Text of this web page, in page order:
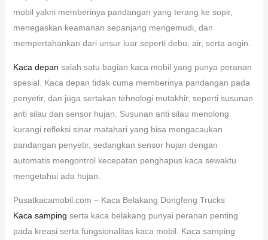
mobil yakni memberinya pandangan yang terang ke sopir,
menegaskan keamanan sepanjang mengemudi, dan
mempertahankan dari unsur luar seperti debu, air, serta angin.
Kaca depan salah satu bagian kaca mobil yang punya peranan
spesial. Kaca depan tidak cuma memberinya pandangan pada
penyetir, dan juga sertakan tehnologi mutakhir, seperti susunan
anti silau dan sensor hujan. Susunan anti silau menolong
kurangi refleksi sinar matahari yang bisa mengacaukan
pandangan penyetir, sedangkan sensor hujan dengan
automatis mengontrol kecepatan penghapus kaca sewaktu
mengetahui ada hujan.
Pusatkacamobil.com – Kaca Belakang Dongfeng Trucks
Kaca samping serta kaca belakang punyai peranan penting
pada kreasi serta fungsionalitas kaca mobil. Kaca samping